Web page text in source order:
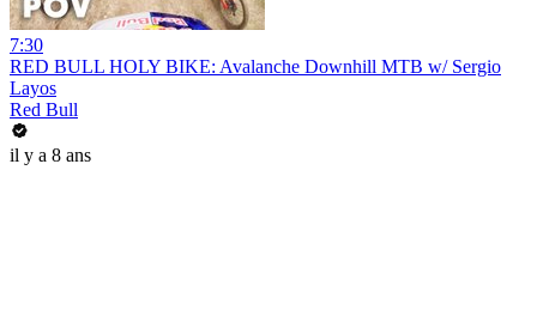
7:30
RED BULL HOLY BIKE: Avalanche Downhill MTB w/ Sergio
Layos
Red Bull
il y a 8 ans